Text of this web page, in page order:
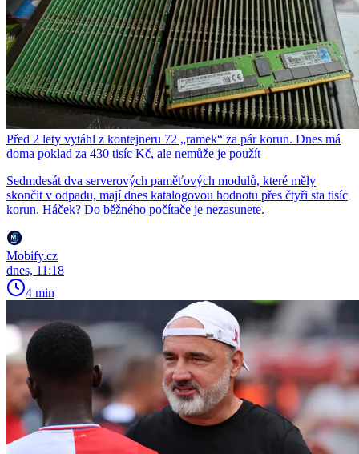
Před 2 lety vytáhl z kontejneru 72 „ramek“ za pár korun. Dnes má
doma poklad za 430 tisíc Kč, ale nemůže je použít
Sedmdesát dva serverových paměťových modulů, které měly
skončit v odpadu, mají dnes katalogovou hodnotu přes čtyři sta tisíc
korun. Háček? Do běžného počítače je nezasunete.
Mobify.cz
dnes, 11:18
4 min